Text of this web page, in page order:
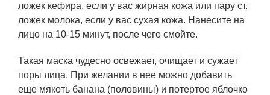
ложек кефира, если у вас жирная кожа или пару ст.
ложек молока, если у вас сухая кожа. Нанесите на
лицо на 10-15 минут, после чего смойте.
Такая маска чудесно освежает, очищает и сужает
поры лица. При желании в нее можно добавить
еще мякоть банана (половины) и потертое яблочко